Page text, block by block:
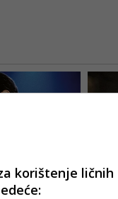
korištenje ličnih